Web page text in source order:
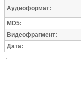
Аудиоформат:
MD5:
Видеофрагмент:
Дата: